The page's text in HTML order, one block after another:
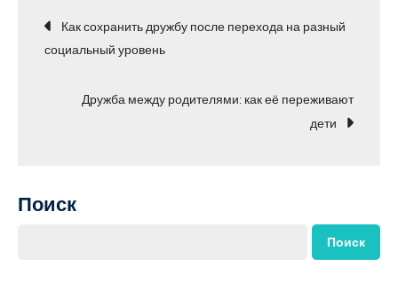
Навигация
по
записям
Как сохранить дружбу после перехода на разный
социальный уровень
Дружба между родителями: как её переживают
дети
Поиск
Поиск